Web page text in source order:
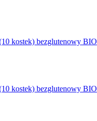
kostek) bezglutenowy BIO
kostek) bezglutenowy BIO